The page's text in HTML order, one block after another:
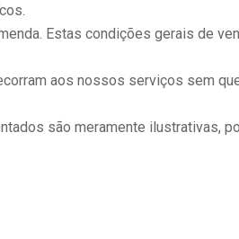
Estas condições gerais de
aos nossos serviços sem
são meramente ilustrativas,